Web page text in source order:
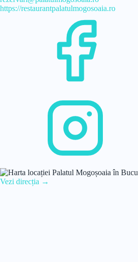
https://restaurantpalatulmogosoaia.ro
Vezi direcția →